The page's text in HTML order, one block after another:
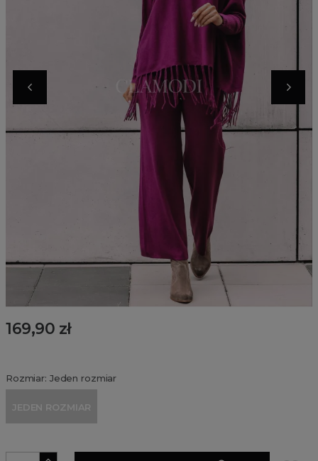
169,90 zł
Rozmiar: Jeden rozmiar
JEDEN ROZMIAR